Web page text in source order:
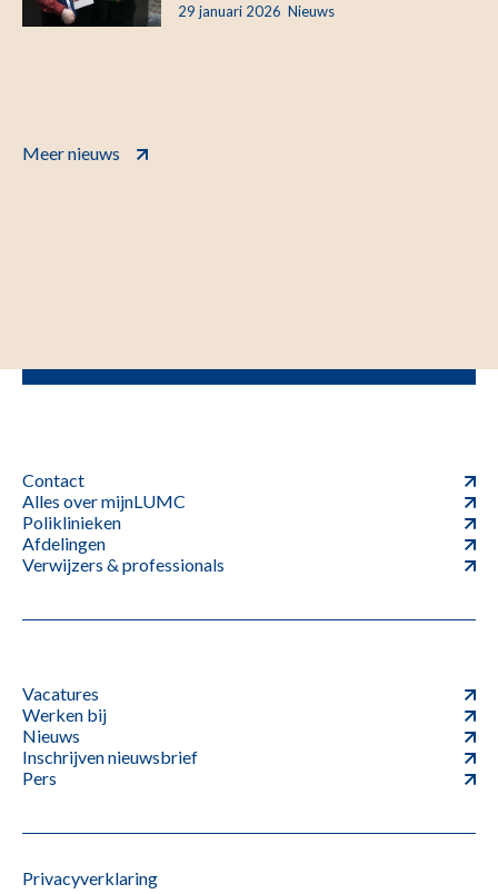
29 januari 2026 Nieuws
Meer nieuws
Contact
Alles over mijnLUMC
Poliklinieken
Afdelingen
Verwijzers & professionals
Vacatures
Werken bij
Nieuws
Inschrijven nieuwsbrief
Pers
Privacyverklaring